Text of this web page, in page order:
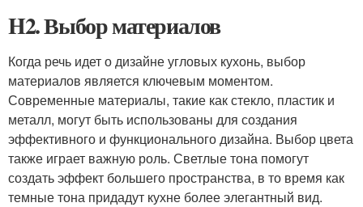
H2. Выбор материалов
Когда речь идет о дизайне угловых кухонь, выбор
материалов является ключевым моментом.
Современные материалы, такие как стекло, пластик и
металл, могут быть использованы для создания
эффективного и функционального дизайна. Выбор цвета
также играет важную роль. Светлые тона помогут
создать эффект большего пространства, в то время как
темные тона придадут кухне более элегантный вид.